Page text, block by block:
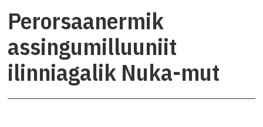
Perorsaanermik
assingumilluuniit
ilinniagalik Nuka-mut